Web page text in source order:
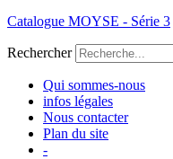
Catalogue MOYSE - Série 3
Rechercher
Qui sommes-nous
infos légales
Nous contacter
Plan du site
-